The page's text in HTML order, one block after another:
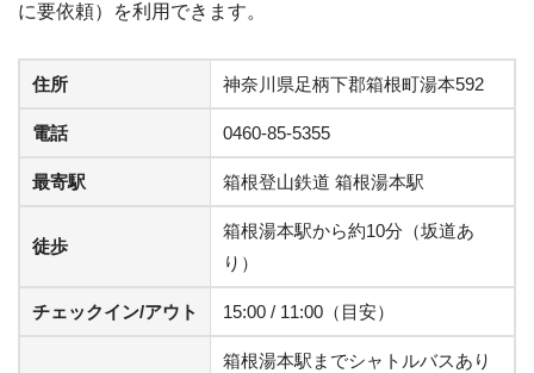
に要依頼）を利用できます。
住所 神奈川県足柄下郡箱根町湯本592
電話 0460-85-5355
最寄駅 箱根登山鉄道 箱根湯本駅
徒歩
箱根湯本駅から約10分（坂道あ
り）
チェックイン/アウト 15:00 / 11:00（目安）
箱根湯本駅までシャトルバスあり